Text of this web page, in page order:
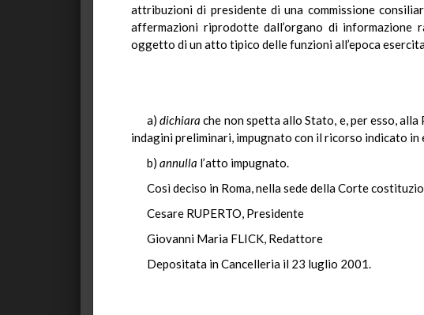
attribuzioni di presidente di una commissione
affermazioni riprodotte dall’organo di informazione
oggetto di un atto tipico delle funzioni all’epoca
a)dichiarache non spetta allo Stato, e, per esso,
indagini preliminari, impugnato con il ricorso indicato
b) annulla l’atto impugnato.
Così deciso in Roma, nella sede della Corte
Cesare RUPERTO, Presidente
Giovanni Maria FLICK, Redattore
Depositata in Cancelleria il 23 luglio 2001.